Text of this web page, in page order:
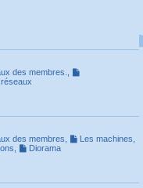
des membres.
des membres Les machines
Diorama